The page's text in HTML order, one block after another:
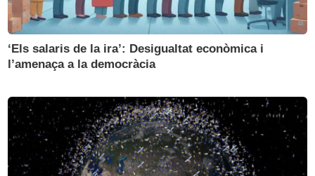
‘Els salaris de la ira’: Desigualtat econòmica i
l’amenaça a la democràcia